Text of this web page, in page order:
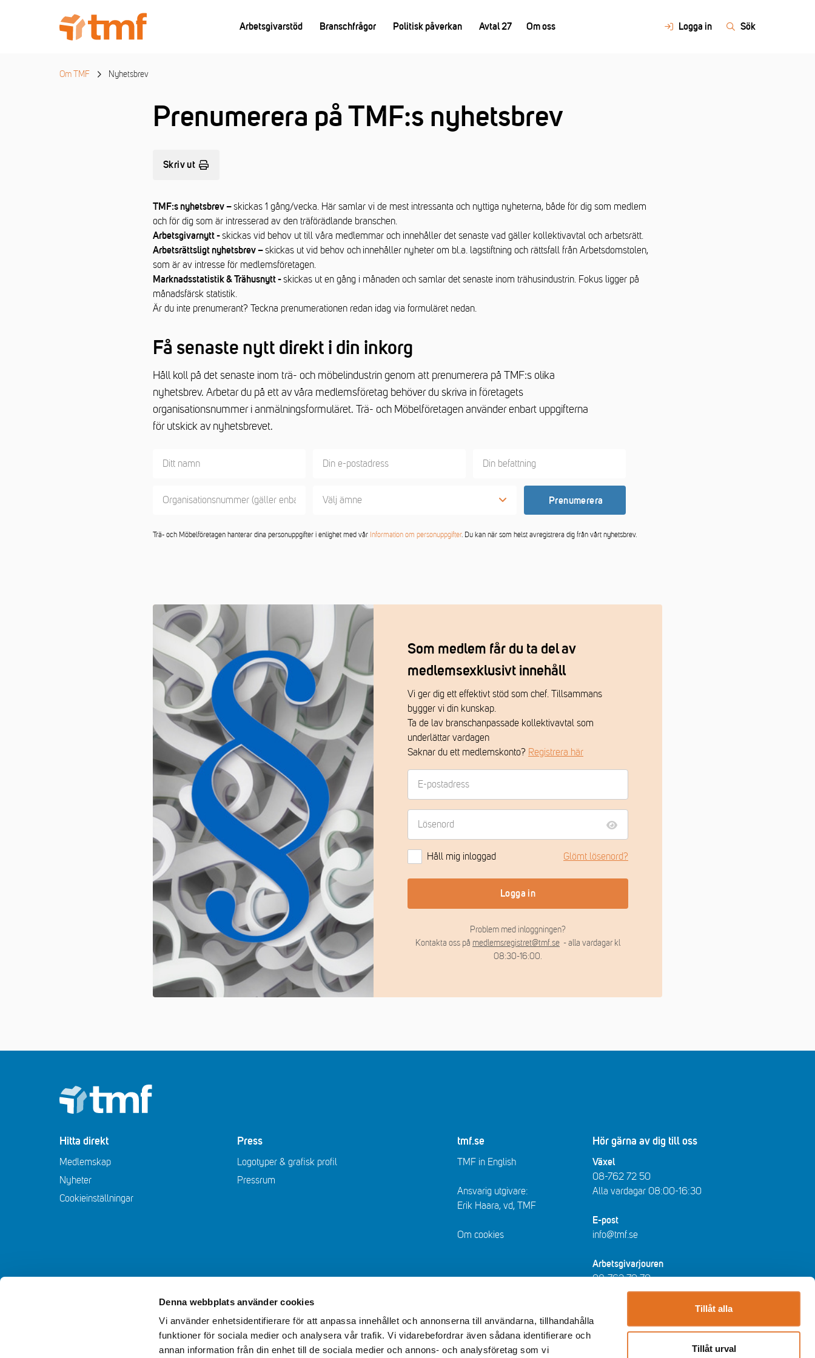
Denna webbplats använder cookies
Vi använder enhetsidentifierare för att anpassa innehållet och annonserna till användarna, tillhandahålla
funktioner för sociala medier och analysera vår trafik. Vi vidarebefordrar även sådana identifierare och
annan information från din enhet till de sociala medier och annons- och analysföretag som vi
Tillåt alla
Tillåt urval
Arbetsgivarstöd Branschfrågor Politisk påverkan Avtal 27 Om oss Logga in Sök
Om TMF Nyhetsbrev
Prenumerera på TMF:s nyhetsbrev
Skriv ut
TMF:s nyhetsbrev –skickas 1 gång/vecka. Här samlar vi de mest intressanta och nyttiga nyheterna, både för dig som medlem
och för dig som är intresserad av den träförädlande branschen.
Arbetsgivarnytt -skickas vid behov ut till våra medlemmar och innehåller det senaste vad gäller kollektivavtal och arbetsrätt.
Arbetsrättsligt nyhetsbrev –skickas ut vid behov och innehåller nyheter om bl.a. lagstiftning och rättsfall från Arbetsdomstolen,
som är av intresse för medlemsföretagen.
Marknadsstatistik & Trähusnytt -skickas ut en gång i månaden och samlar det senaste inom trähusindustrin. Fokus ligger på
månadsfärsk statistik.
Är du inte prenumerant? Teckna prenumerationen redan idag via formuläret nedan.
Få senaste nytt direkt i din inkorg
Håll koll på det senaste inom trä- och möbelindustrin genom att prenumerera på TMF:s olika
nyhetsbrev. Arbetar du på ett av våra medlemsföretag behöver du skriva in företagets
organisationsnummer i anmälningsformuläret. Trä- och Möbelföretagen använder enbart uppgifterna
för utskick av nyhetsbrevet.
Välj ämne
TMF:s allmänna (för alla) - veckovis
Prenumerera
Trä- och Möbelföretagen hanterar dina personuppgifter i enlighet med vår Information om personuppgifter. Du kan när som helst avregistrera dig från vårt nyhetsbrev.
Som medlem får du ta del av
medlemsexklusivt innehåll
Vi ger dig ett effektivt stöd som chef. Tillsammans
bygger vi din kunskap.
Ta de lav branschanpassade kollektivavtal som
underlättar vardagen
Saknar du ett medlemskonto? Registrera här
Håll mig inloggad Glömt lösenord?
Logga in
Problem med inloggningen?
Kontakta oss på medlemsregistret@tmf.se - alla vardagar kl
08:30-16:00.
Hitta direkt
Medlemskap
Nyheter
Cookieinställningar
Press
Logotyper & grafisk profil
Pressrum
tmf.se
TMF in English
Ansvarig utgivare:
Erik Haara, vd, TMF
Om cookies
Hör gärna av dig till oss
Växel
08-762 72 50
Alla vardagar 08:00-16:30​​
E-post
info@tmf.se
Arbetsgivarjouren
08-762 79 70
arbetsgivarjouren@tmf.se
Vardagar kl 08:30-16:30 - lunchstängt
12:00-13:00​.